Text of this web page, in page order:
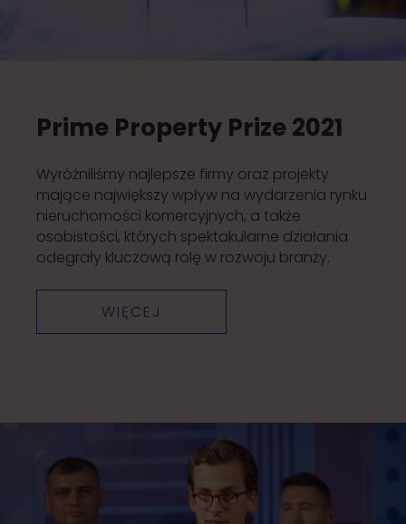
Prime Property Prize 2021
Wyróżniliśmy najlepsze firmy oraz projekty
mające największy wpływ na wydarzenia rynku
nieruchomości komercyjnych, a także
osobistości, których spektakularne działania
odegrały kluczową rolę w rozwoju branży.
WIĘCEJ